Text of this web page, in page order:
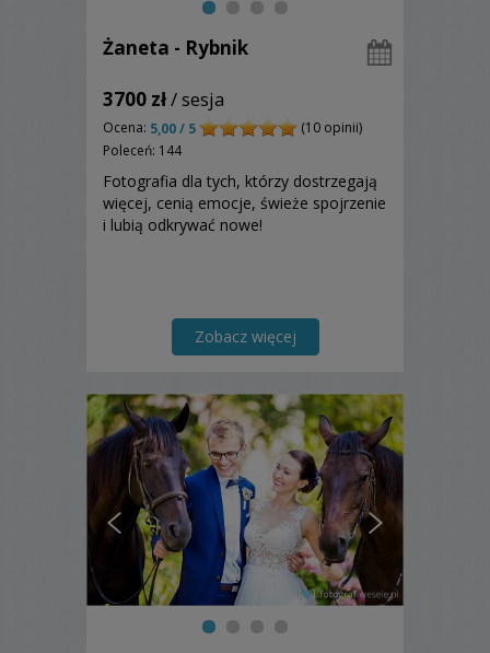
Żaneta - Rybnik
3700 zł/ sesja
Ocena: 5,00 / 5
(10 opinii)
Poleceń: 144
Fotografia dla tych, którzy dostrzegają
więcej, cenią emocje, świeże spojrzenie
i lubią odkrywać nowe!
Zobacz więcej